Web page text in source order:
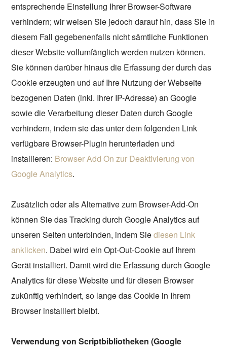
entsprechende Einstellung Ihrer Browser-Software
verhindern; wir weisen Sie jedoch darauf hin, dass Sie in
diesem Fall gegebenenfalls nicht sämtliche Funktionen
dieser Website vollumfänglich werden nutzen können.
Sie können darüber hinaus die Erfassung der durch das
Cookie erzeugten und auf Ihre Nutzung der Webseite
bezogenen Daten (inkl. Ihrer IP-Adresse) an Google
sowie die Verarbeitung dieser Daten durch Google
verhindern, indem sie das unter dem folgenden Link
verfügbare Browser-Plugin herunterladen und
installieren: Browser Add On zur Deaktivierung von
Google Analytics.
Zusätzlich oder als Alternative zum Browser-Add-On
können Sie das Tracking durch Google Analytics auf
unseren Seiten unterbinden, indem Siediesen Link
anklicken. Dabei wird ein Opt-Out-Cookie auf Ihrem
Gerät installiert. Damit wird die Erfassung durch Google
Analytics für diese Website und für diesen Browser
zukünftig verhindert, so lange das Cookie in Ihrem
Browser installiert bleibt.
Verwendung von Scriptbibliotheken (Google